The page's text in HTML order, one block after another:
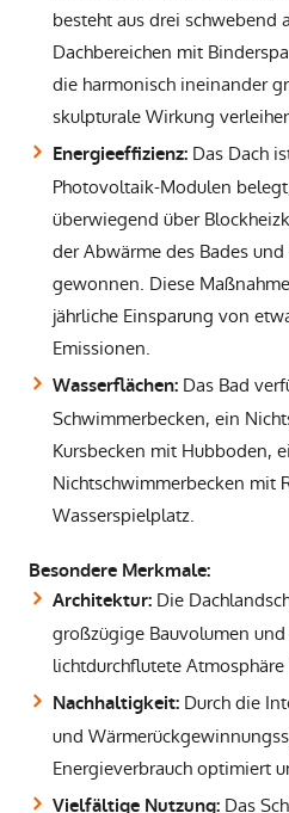
besteht aus drei schwebend
Dachbereichen mit
die harmonisch ineinander
skulpturale Wirkung
Energieeffizienz: Das Dach
Photovoltaik-Modulen
überwiegend über
der Abwärme des Bades
gewonnen. Diese
jährliche Einsparung von
Emissionen.
Wasserflächen: Das Bad
Schwimmerbecken, ein
Kursbecken mit Hubboden,
Nichtschwimmerbecken mit
Wasserspielplatz.
Besondere Merkmale:
Architektur: Die
großzügige Bauvolumen
lichtdurchflutete
Nachhaltigkeit: Durch die
und
Energieverbrauch optimiert
Vielfältige Nutzung: Das